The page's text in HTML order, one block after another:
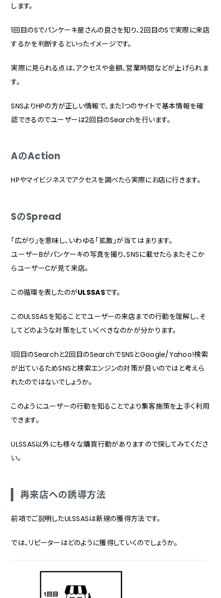
します。
1回目のSでパンケーキ屋さんの良さを知り、2回目のSで実際に来店
するかを判断するといったイメージです。
実際に見られる点は、アクセスや金額、営業時間などが上げられま
す。
SNSよりHPの方が正しい情報で、また1つのサイトで基本情報を確
認できるのでユーザーは2回目のSearchを行います。
AのAction
HPやマイビジネスでアクセスを調べたら実際にお店に行きます。
SのSpread
「広がり」を意味し、いわゆる「拡散」が当てはまります。
ユーザーBがパンケーキの写真を撮り、SNSに載せたらまたそこか
らユーザーCが見て来店。
この循環を表したのがULSSASです。
このULSSASを知ることでユーザーの来店までの行動を理解し、そ
してどのような対策をしていくべきなのかが分かります。
1回目のSearchと2回目のSearchでSNSとGoogle/Yahoo!検索
が出ているためSNSと検索エンジンの対策が良いのではと考えら
れたのではないでしょうか。
このようにユーザーの行動を知ることでより集客施策を上手く利用
できます。
ULSSAS以外にも様々な購買行動がありますので探してみてくださ
い。
再来店への誘導方法
前項でご説明したULSSASは新規の獲得方法です。
では、リピーターはどのように獲得していくのでしょうか。